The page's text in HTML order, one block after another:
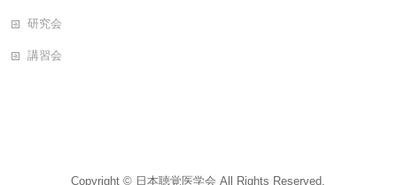
研究会
講習会
Copyright © 日本聴覚医学会 All Rights Reserved.